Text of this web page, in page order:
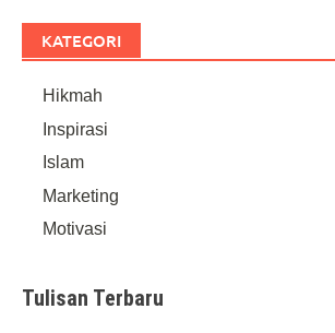
KATEGORI
Hikmah
Inspirasi
Islam
Marketing
Motivasi
Tulisan Terbaru